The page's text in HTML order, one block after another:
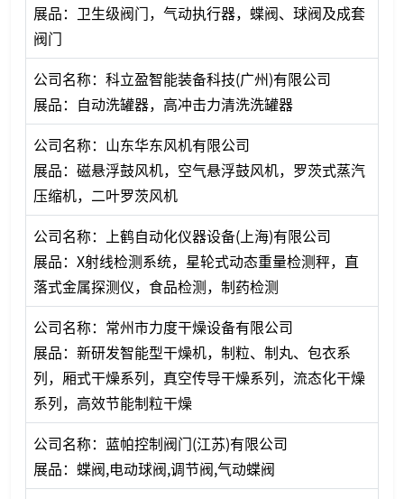
展品：卫生级阀门，气动执行器，蝶阀、球阀及成套
阀门
公司名称：科立盈智能装备科技(广州)有限公司
展品：自动洗罐器，高冲击力清洗洗罐器
公司名称：山东华东风机有限公司
展品：磁悬浮鼓风机，空气悬浮鼓风机，罗茨式蒸汽
压缩机，二叶罗茨风机
公司名称：上鹤自动化仪器设备(上海)有限公司
展品：X射线检测系统，星轮式动态重量检测秤，直
落式金属探测仪，食品检测，制药检测
公司名称：常州市力度干燥设备有限公司
展品：新研发智能型干燥机，制粒、制丸、包衣系
列，厢式干燥系列，真空传导干燥系列，流态化干燥
系列，高效节能制粒干燥
公司名称：蓝帕控制阀门(江苏)有限公司
展品：蝶阀,电动球阀,调节阀,气动蝶阀